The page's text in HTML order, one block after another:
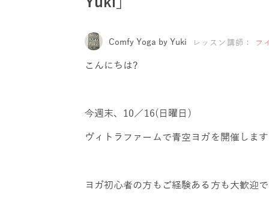
Comfy Yoga by Yuki レッスン講師： フ
こんにちは?
今週末、10／16(日曜日)
ヴィトラファームで青空ヨガを開催しま
ヨガ初心者の方もご経験ある方も大歓迎